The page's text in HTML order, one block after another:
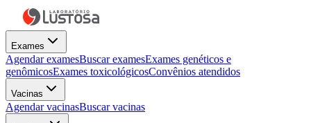
Exames
Agendar examesBuscar examesExames genéticos e
genômicosExames toxicológicosConvênios atendidos
Vacinas
Agendar vacinasBuscar vacinas